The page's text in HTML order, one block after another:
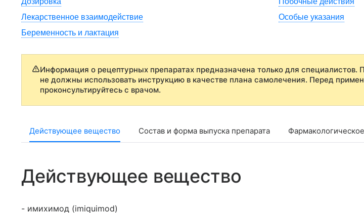
Лекарственное взаимодействие
Особые указания
Беременность и лактация
Информация о рецептурных препаратах предназначена только для специалистов.
не должны использовать инструкцию в качестве плана самолечения. Перед
проконсультируйтесь с врачом.
Действующее вещество Состав и форма выпуска препарата
Действующее вещество
- имихимод (imiquimod)